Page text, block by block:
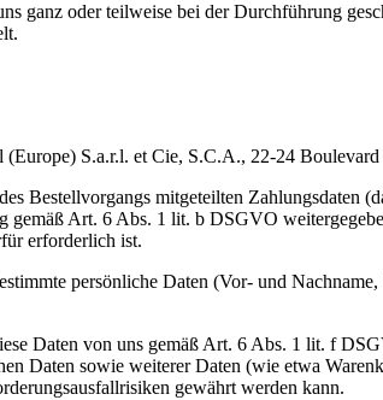
ganz oder teilweise bei der Durchführung
(Europe) S.a.r.l. et Cie, S.C.A., 22-24
Bestellvorgangs mitgeteilten Zahlungsdaten
Art. 6 Abs. 1 lit. b DSGVO
erforderlich ist.
persönliche Daten (Vor- und
Daten von uns gemäß Art. 6 Abs. 1 lit. f
Daten sowie weiterer Daten (wie etwa
gewährt werden kann.